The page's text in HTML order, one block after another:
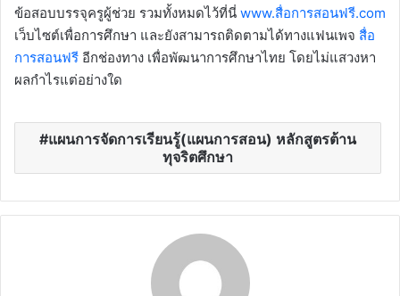
ข้อสอบบรรจุครูผู้ช่วย รวมทั้งหมดไว้ที่นี่ www.สื่อการสอนฟรี.com
เว็บไซต์เพื่อการศึกษา และยังสามารถติดตามได้ทางแฟนเพจ สื่อ
การสอนฟรี อีกช่องทาง เพื่อพัฒนาการศึกษาไทย โดยไม่แสวงหา
ผลกำไรแต่อย่างใด
แผนการจัดการเรียนรู้(แผนการสอน) หลักสูตรต้าน
ทุจริตศึกษา